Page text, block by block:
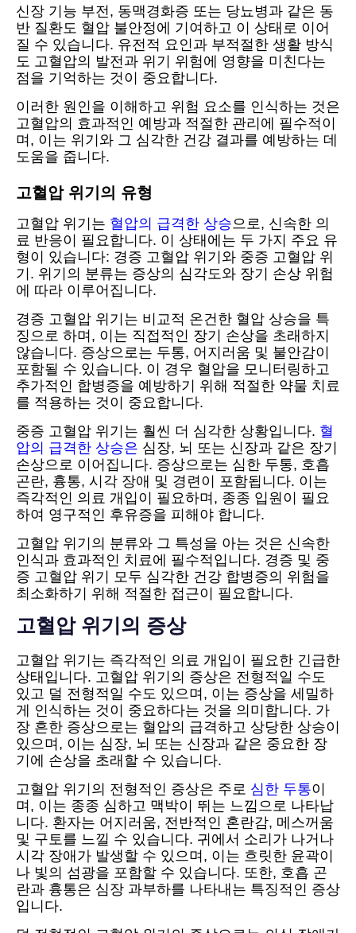
신장 기능 부전, 동맥경화증 또는 당뇨병과 같은 동
반 질환도 혈압 불안정에 기여하고 이 상태로 이어
질 수 있습니다. 유전적 요인과 부적절한 생활 방식
도 고혈압의 발전과 위기 위험에 영향을 미친다는
점을 기억하는 것이 중요합니다.
이러한 원인을 이해하고 위험 요소를 인식하는 것은
고혈압의 효과적인 예방과 적절한 관리에 필수적이
며, 이는 위기와 그 심각한 건강 결과를 예방하는 데
도움을 줍니다.
고혈압 위기의 유형
고혈압 위기는 혈압의 급격한 상승으로, 신속한 의
료 반응이 필요합니다. 이 상태에는 두 가지 주요 유
형이 있습니다: 경증 고혈압 위기와 중증 고혈압 위
기. 위기의 분류는 증상의 심각도와 장기 손상 위험
에 따라 이루어집니다.
경증 고혈압 위기는 비교적 온건한 혈압 상승을 특
징으로 하며, 이는 직접적인 장기 손상을 초래하지
않습니다. 증상으로는 두통, 어지러움 및 불안감이
포함될 수 있습니다. 이 경우 혈압을 모니터링하고
추가적인 합병증을 예방하기 위해 적절한 약물 치료
를 적용하는 것이 중요합니다.
중증 고혈압 위기는 훨씬 더 심각한 상황입니다. 혈
압의 급격한 상승은 심장, 뇌 또는 신장과 같은 장기
손상으로 이어집니다. 증상으로는 심한 두통, 호흡
곤란, 흉통, 시각 장애 및 경련이 포함됩니다. 이는
즉각적인 의료 개입이 필요하며, 종종 입원이 필요
하여 영구적인 후유증을 피해야 합니다.
고혈압 위기의 분류와 그 특성을 아는 것은 신속한
인식과 효과적인 치료에 필수적입니다. 경증 및 중
증 고혈압 위기 모두 심각한 건강 합병증의 위험을
최소화하기 위해 적절한 접근이 필요합니다.
고혈압 위기의 증상
고혈압 위기는 즉각적인 의료 개입이 필요한 긴급한
상태입니다. 고혈압 위기의 증상은 전형적일 수도
있고 덜 전형적일 수도 있으며, 이는 증상을 세밀하
게 인식하는 것이 중요하다는 것을 의미합니다. 가
장 흔한 증상으로는 혈압의 급격하고 상당한 상승이
있으며, 이는 심장, 뇌 또는 신장과 같은 중요한 장
기에 손상을 초래할 수 있습니다.
고혈압 위기의 전형적인 증상은 주로 심한 두통이
며, 이는 종종 심하고 맥박이 뛰는 느낌으로 나타납
니다. 환자는 어지러움, 전반적인 혼란감, 메스꺼움
및 구토를 느낄 수 있습니다. 귀에서 소리가 나거나
시각 장애가 발생할 수 있으며, 이는 흐릿한 윤곽이
나 빛의 섬광을 포함할 수 있습니다. 또한, 호흡 곤
란과 흉통은 심장 과부하를 나타내는 특징적인 증상
입니다.